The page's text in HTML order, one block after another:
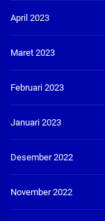
April 2023
Maret 2023
Februari 2023
Januari 2023
Desember 2022
November 2022